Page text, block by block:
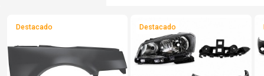
Destacado Destacado